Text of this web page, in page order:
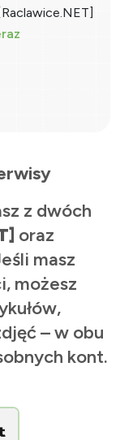
z dwóch
oraz
masz
możesz
– w obu
kont.